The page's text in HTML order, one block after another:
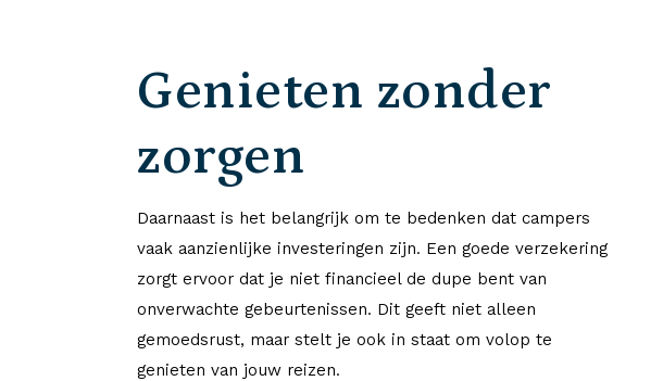
Genieten zonder
zorgen
Daarnaast is het belangrijk om te bedenken dat campers
vaak aanzienlijke investeringen zijn. Een goede verzekering
zorgt ervoor dat je niet financieel de dupe bent van
onverwachte gebeurtenissen. Dit geeft niet alleen
gemoedsrust, maar stelt je ook in staat om volop te
genieten van jouw reizen.